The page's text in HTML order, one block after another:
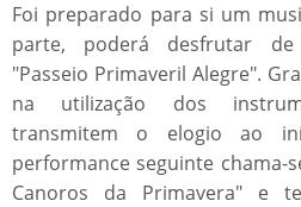
Foi preparado para si um
parte, poderá desfrutar
"Passeio Primaveril Alegre".
na utilização dos
transmitem o elogio ao
performance seguinte chama-
Canoros da Primavera" e